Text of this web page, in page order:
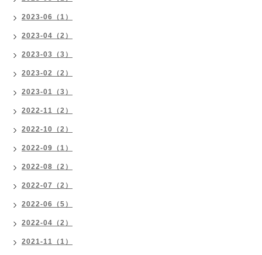
2023-06（1）
2023-04（2）
2023-03（3）
2023-02（2）
2023-01（3）
2022-11（2）
2022-10（2）
2022-09（1）
2022-08（2）
2022-07（2）
2022-06（5）
2022-04（2）
2021-11（1）